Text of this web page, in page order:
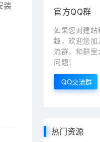
装
官方QQ群
如果您对建
趣，欢迎您加
流群，和群
问题！
QQ交流群
热门资源